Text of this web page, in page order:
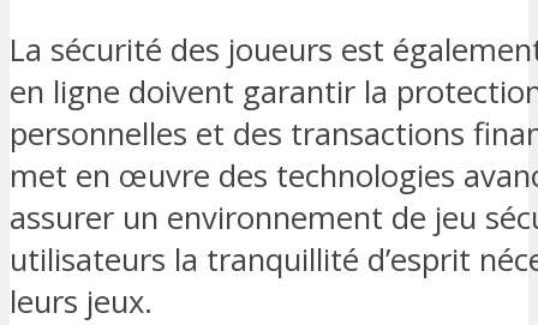
La sécurité des joueurs est
en ligne doivent garantir la
personnelles et des transactions
met en œuvre des technologies
assurer un environnement de jeu
utilisateurs la tranquillité d’esprit
leurs jeux.